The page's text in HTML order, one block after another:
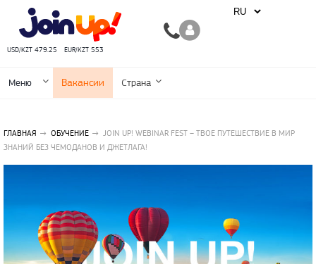
USD/KZT 479.25 EUR/KZT 553
Меню Вакансии Страна
ГЛАВНАЯ ОБУЧЕНИЕ
JOIN UP! WEBINAR FEST – ТВОЕ ПУТЕШЕСТВИЕ В МИР
ЗНАНИЙ БЕЗ ЧЕМОДАНОВ И ДЖЕТЛАГА!